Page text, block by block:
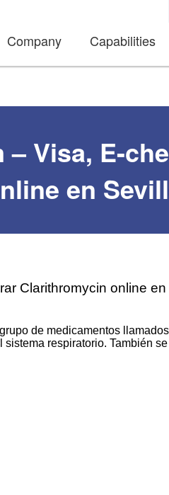
Company Capabilities
Visa, E-
en
Clarithromycin online
de medicamentos
respiratorio. También